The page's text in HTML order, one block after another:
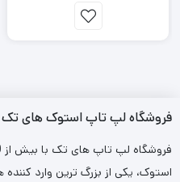
مشخصات اصلی:
حافظه داخلی: 512 گیگابایت SSD
کارت گرافیک:
حافظه GDDR6
فروشگاه لپ تاپ استوک های تک
استوک، یکی از بزرگ ترین وارد